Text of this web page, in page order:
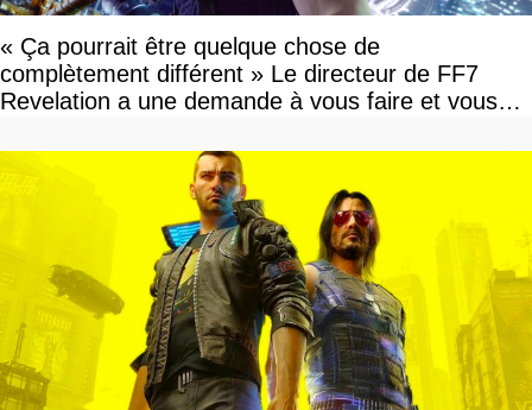
« Ça pourrait être quelque chose de
complètement différent » Le directeur de FF7
Revelation a une demande à vous faire et vous